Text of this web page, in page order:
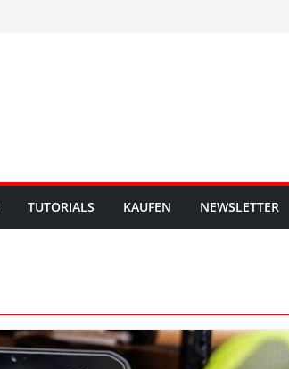
TUTORIALS KAUFEN NEWSLETTER